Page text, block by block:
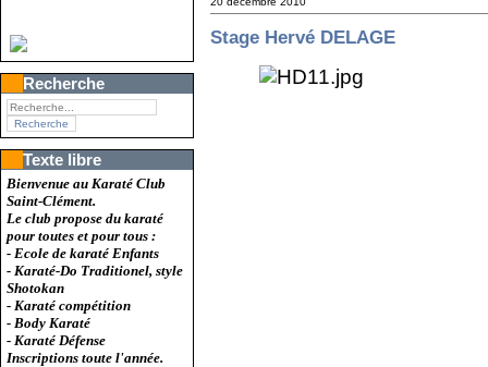
Recherche
Texte libre
Bienvenue au Karaté Club
Saint-Clément.
Le club propose du karaté
pour toutes et pour tous :
- Ecole de karaté Enfants
- Karaté-Do Traditionel, style
Shotokan
- Karaté compétition
- Body Karaté
- Karaté Défense
Inscriptions toute l'année.
Stage Hervé DELAGE